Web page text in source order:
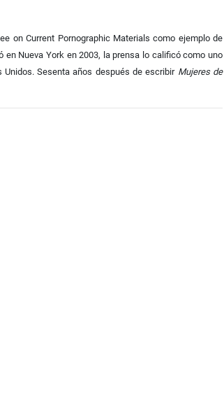
on Current Pornographic Materials como ejemplo de
en Nueva York en 2003, la prensa lo calificó como uno
Sesenta años después de escribir Mujeres de